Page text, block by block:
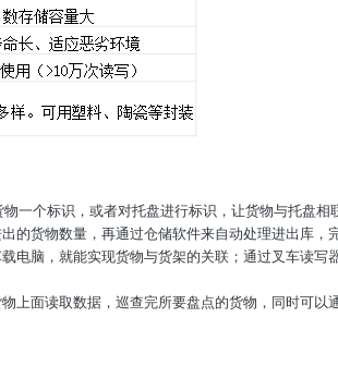
一个标识，或者对托盘进行标识，让货物与托盘
货物数量，再通过仓储软件来自动处理进出库，
电脑，就能实现货物与货架的关联；通过叉车读
上面读取数据，巡查完所要盘点的货物，同时可